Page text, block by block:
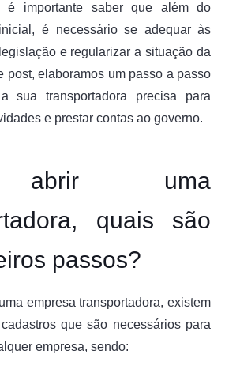
é importante saber que além do
é necessário se adequar às
e regularizar a situação da
post, elaboramos um passo a passo
sua transportadora precisa para
e prestar contas ao governo.
uma
quais são
passos?
empresa transportadora, existem
que são necessários para
empresa, sendo: